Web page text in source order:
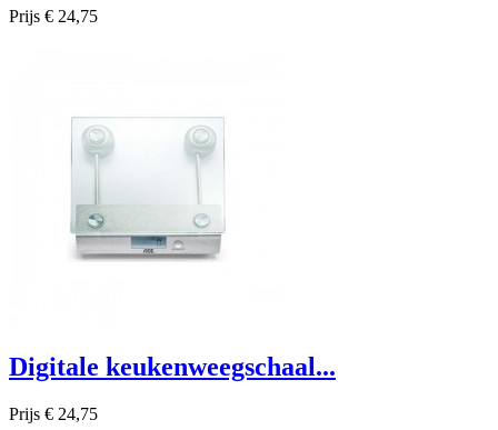
Prijs € 24,75
Digitale keukenweegschaal...
Prijs € 24,75